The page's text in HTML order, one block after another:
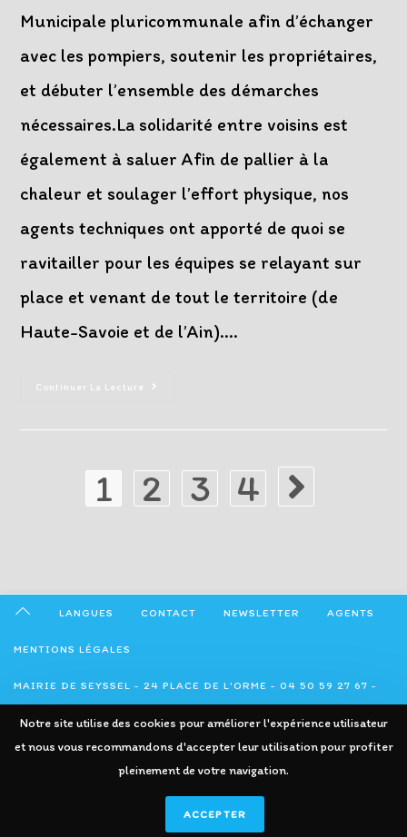
Municipale pluricommunale afin d’échanger
avec les pompiers, soutenir les propriétaires,
et débuter l’ensemble des démarches
nécessaires.La solidarité entre voisins est
également à saluer Afin de pallier à la
chaleur et soulager l’effort physique, nos
agents techniques ont apporté de quoi se
ravitailler pour les équipes se relayant sur
place et venant de tout le territoire (de
Haute-Savoie et de l’Ain).…
Continuer La Lecture
Incendie
1 2 3 4 Aller à la page
LANGUES CONTACT NEWSLETTER AGENTS
MENTIONS LÉGALES
MAIRIE DE SEYSSEL - 24 PLACE DE L'ORME - 04 50 59 27 67 -
ADMINISTRATION@SEYSSEL74.FR
2026 Copyright Seyssel Haute-Savoie - Réalisation Kre-Art
Notre site utilise des cookies pour améliorer l'expérience utilisateur
et nous vous recommandons d'accepter leur utilisation pour profiter
pleinement de votre navigation.
ACCEPTER